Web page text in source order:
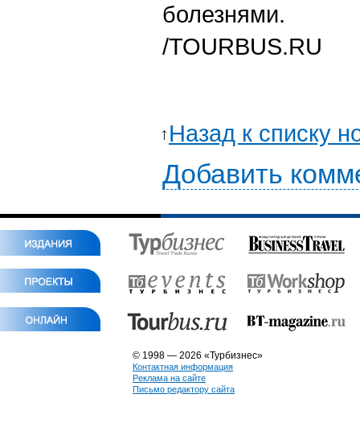
болезнями.
/TOURBUS.RU
Назад к списку
Добавить
© 1998 — 2026 «Турбизнес»
Контактная информация
Реклама на сайте
Письмо редактору сайта